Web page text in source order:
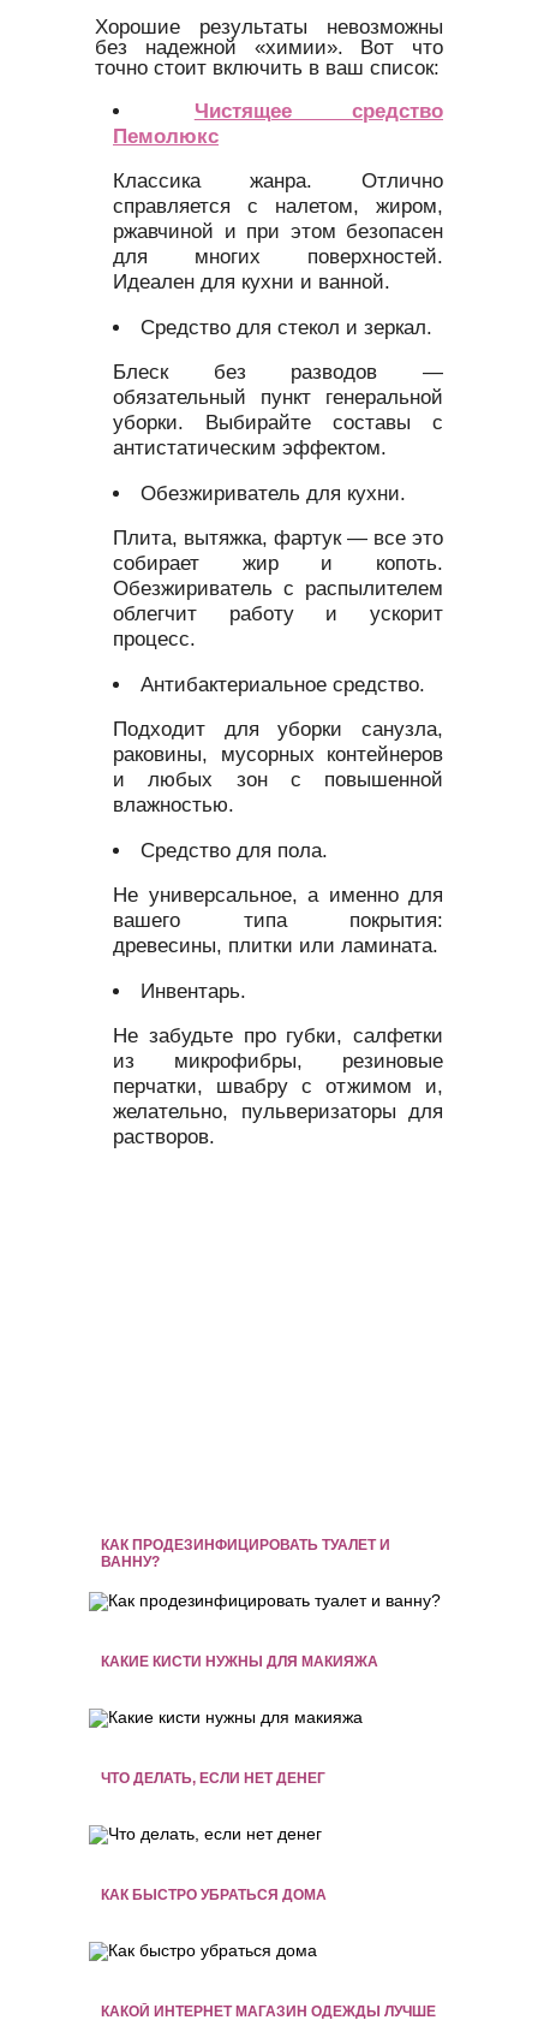
Хорошие результаты невозможны
без надежной «химии». Вот что
точно стоит включить в ваш список:
Чистящее средство
Пемолюкс
Классика жанра. Отлично
справляется с налетом, жиром,
ржавчиной и при этом безопасен
для многих поверхностей.
Идеален для кухни и ванной.
Средство для стекол и зеркал.
Блеск без разводов —
обязательный пункт генеральной
уборки. Выбирайте составы с
антистатическим эффектом.
Обезжириватель для кухни.
Плита, вытяжка, фартук — все это
собирает жир и копоть.
Обезжириватель с распылителем
облегчит работу и ускорит
процесс.
Антибактериальное средство.
Подходит для уборки санузла,
раковины, мусорных контейнеров
и любых зон с повышенной
влажностью.
Средство для пола.
Не универсальное, а именно для
вашего типа покрытия:
древесины, плитки или ламината.
Инвентарь.
Не забудьте про губки, салфетки
из микрофибры, резиновые
перчатки, швабру с отжимом и,
желательно, пульверизаторы для
растворов.
КАК ПРОДЕЗИНФИЦИРОВАТЬ ТУАЛЕТ И
ВАННУ?
КАКИЕ КИСТИ НУЖНЫ ДЛЯ МАКИЯЖА
ЧТО ДЕЛАТЬ, ЕСЛИ НЕТ ДЕНЕГ
КАК БЫСТРО УБРАТЬСЯ ДОМА
КАКОЙ ИНТЕРНЕТ МАГАЗИН ОДЕЖДЫ ЛУЧШЕ